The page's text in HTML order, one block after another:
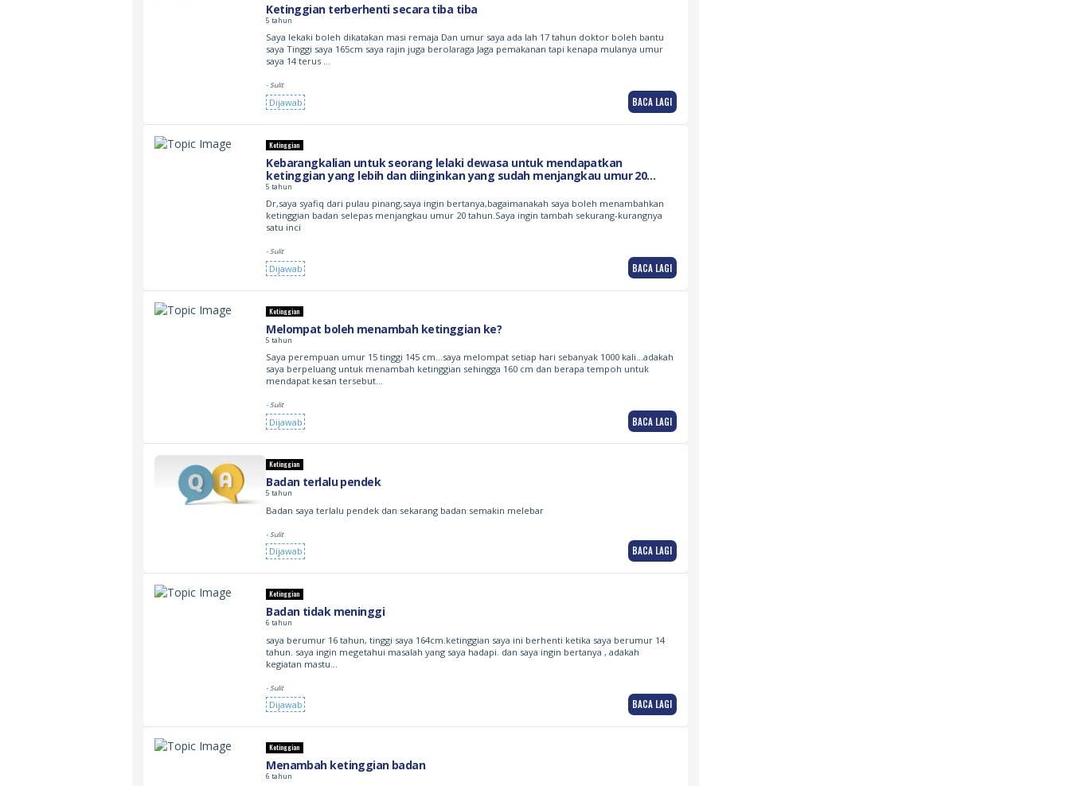
Ketinggian terberhenti secara tiba tiba
5 tahun
Saya lekaki boleh dikatakan masi remaja Dan umur saya ada lah 17 tahun doktor boleh bantu
saya Tinggi saya 165cm saya rajin juga berolaraga Jaga pemakanan tapi kenapa mulanya umur
saya 14 terus …
- Sulit
Dijawab BACA LAGI
Ketinggian
Kebarangkalian untuk seorang lelaki dewasa untuk mendapatkan
ketinggian yang lebih dan diinginkan yang sudah menjangkau umur 20
tahun
5 tahun
Dr,saya syafiq dari pulau pinang,saya ingin bertanya,bagaimanakah saya boleh menambahkan
ketinggian badan selepas menjangkau umur 20 tahun.Saya ingin tambah sekurang-kurangnya
satu inci
- Sulit
Dijawab BACA LAGI
Ketinggian
Melompat boleh menambah ketinggian ke?
5 tahun
Saya perempuan umur 15 tinggi 145 cm…saya melompat setiap hari sebanyak 1000 kali…adakah
saya berpeluang untuk menambah ketinggian sehingga 160 cm dan berapa tempoh untuk
mendapat kesan tersebut…
- Sulit
Dijawab BACA LAGI
Ketinggian
Badan terlalu pendek
5 tahun
Badan saya terlalu pendek dan sekarang badan semakin melebar
- Sulit
Dijawab BACA LAGI
Ketinggian
Badan tidak meninggi
6 tahun
saya berumur 16 tahun, tinggi saya 164cm.ketinggian saya ini berhenti ketika saya berumur 14
tahun. saya ingin megetahui masalah yang saya hadapi. dan saya ingin bertanya , adakah
kegiatan mastu…
- Sulit
Dijawab BACA LAGI
Ketinggian
Menambah ketinggian badan
6 tahun